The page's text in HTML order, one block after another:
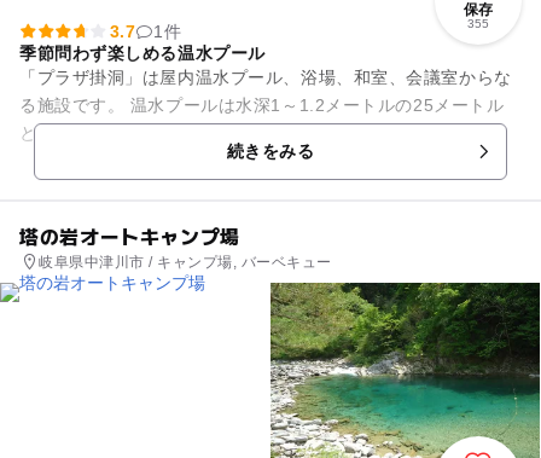
保存
355
3.7
1件
季節問わず楽しめる温水プール
「プラザ掛洞」は屋内温水プール、浴場、和室、会議室からな
る施設です。 温水プールは水深1～1.2メートルの25メートル
と、高低差5メートルを一気に滑り落ちる全長40メートルのス
続きをみる
塔の岩オートキャンプ場
岐阜県中津川市 / キャンプ場, バーベキュー